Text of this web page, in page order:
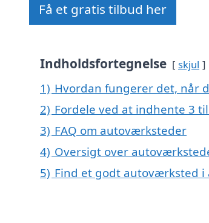
Få et gratis tilbud her
Indholdsfortegnelse skjul
1) Hvordan fungerer det, når
2) Fordele ved at indhente 3
3) FAQ om autoværksteder
4) Oversigt over
5) Find et godt autoværksted